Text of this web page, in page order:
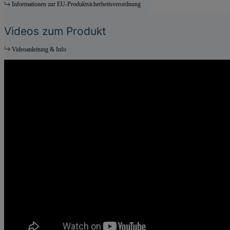
Informationen zur EU-Produktsicherheitsverordnung
Videos zum Produkt
Videoanleitung & Info